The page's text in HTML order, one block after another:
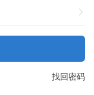
找回密码